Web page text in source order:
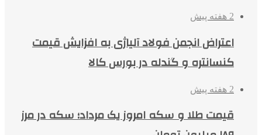
2 هفته پیش
اعتراض انجمن فولاد آلیاژی به افزایش قیمت
کنسانتره و گندله در بورس کالا
2 هفته پیش
قیمت طلا و سکه امروز یک مرداد؛ سکه در مرز